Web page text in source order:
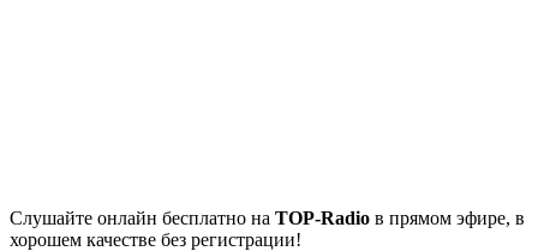
Cлушайте онлайн бесплатно на TOP-Radio в прямом эфире, в
хорошем качестве без регистрации!